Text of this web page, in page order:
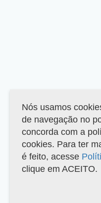
Nós usamos
de navegação no
concorda com a
cookies. Para ter
é feito, acesse
clique em ACEITO.